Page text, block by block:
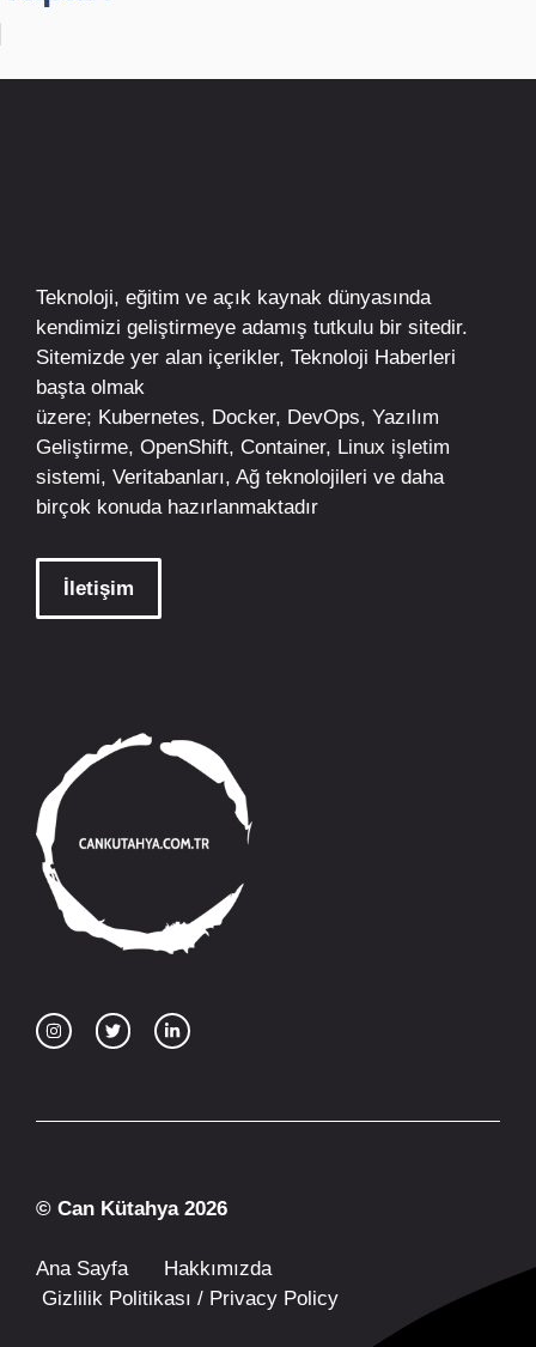
Teknoloji, eğitim ve açık kaynak dünyasında
kendimizi geliştirmeye adamış tutkulu bir sitedir.
Sitemizde yer alan içerikler, Teknoloji Haberleri
başta olmak
üzere; Kubernetes, Docker, DevOps, Yazılım
Geliştirme, OpenShift, Container, Linux işletim
sistemi, Veritabanları, Ağ teknolojileri ve daha
birçok konuda hazırlanmaktadır
İletişim
© Can Kütahya 2026
Ana Sayfa
Hakkımızda
Gizlilik Politikası / Privacy Policy